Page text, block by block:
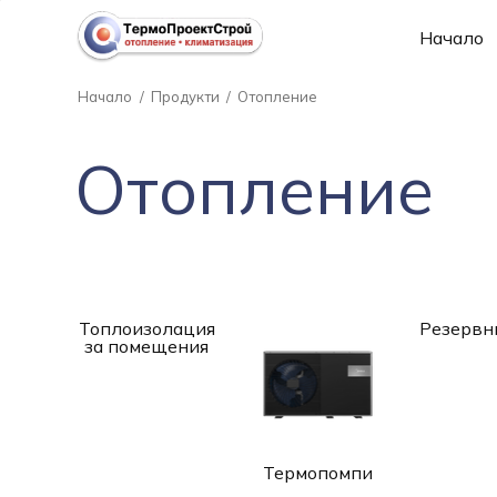
Начало
Начало / Продукти / Отопление
Отопление
Топлоизолация
за помещения
Термопомпи